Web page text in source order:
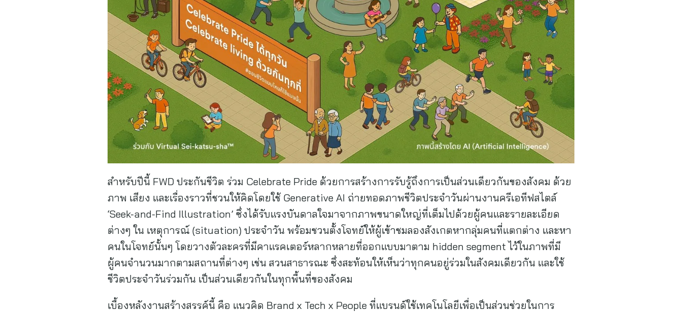
สำหรับปีนี้ FWD ประกันชีวิต ร่วม Celebrate Pride ด้วยการสร้างการรับรู้ถึงการเป็นส่วนเดียวกันของสังคม ด้วย
ภาพ เสียง และเรื่องราวที่ชวนให้คิดโดยใช้ Generative AI ถ่ายทอดภาพชีวิตประจำวันผ่านงานครีเอทีฟสไตล์
‘Seek-and-Find Illustration’ ซึ่งได้รับแรงบันดาลใจมาจากภาพขนาดใหญ่ที่เต็มไปด้วยผู้คนและรายละเอียด
ต่างๆ ใน เหตุการณ์ (situation) ประจำวัน พร้อมชวนตั้งโจทย์ให้ผู้เข้าชมลองสังเกตหากลุ่มคนที่แตกต่าง และหา
คนในโจทย์นั้นๆ โดยวางตัวละครที่มีคาแรคเตอร์หลากหลายที่ออกแบบมาตาม hidden segment ไว้ในภาพที่มี
ผู้คนจำนวนมากตามสถานที่ต่างๆ เช่น สวนสาธารณะ ซึ่งสะท้อนให้เห็นว่าทุกคนอยู่ร่วมในสังคมเดียวกัน และใช้
ชีวิตประจำวันร่วมกัน เป็นส่วนเดียวกันในทุกพื้นที่ของสังคม
เบื้องหลังงานสร้างสรรค์นี้ คือ แนวคิด Brand x Tech x People ที่แบรนด์ใช้เทคโนโลยีเพื่อเป็นส่วนช่วยในการ